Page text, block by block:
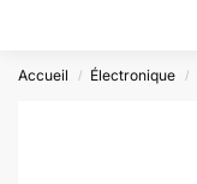
Accueil / Électronique /